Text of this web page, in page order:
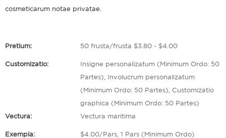
cosmeticarum notae privatae.
Pretium: 50 frusta/frusta $3.80 - $4.00
Customizatio: Insigne personalizatum (Minimum Ordo: 50
Partes), Involucrum personalizatum
(Minimum Ordo: 50 Partes), Customizatio
graphica (Minimum Ordo: 50 Partes)
Vectura: Vectura maritima
Exempla: $4.00/Pars, 1 Pars (Minimum Ordo)